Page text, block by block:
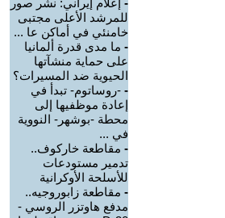
- إعلام إيراني: نشر صور
للمرشد الأعلى مجتبى
خامنئي في أماكن عا ...
- ما مدى قدرة ألمانيا
على حماية منشآتها
الحيوية ضد المسيرات؟
- -روساتوم- تبدأ في
إعادة موظفيها إلى
محطة -بوشهر- النووية
في ...
- مقاطعة خاركوف..
تدمير مستودعات
للأسلحة الأوكرانية
- مقاطعة زابوروجيه..
مدفع هاوتزر الروسي -